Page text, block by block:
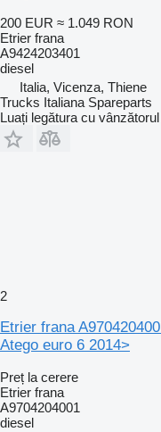
200 EUR ≈ 1.049 RON
Etrier frana
A9424203401
diesel
Italia, Vicenza, Thiene
Trucks Italiana Spareparts
Luați legătura cu vânzătorul
2
Etrier frana
Atego euro 6 2014>
Preț la cerere
Etrier frana
A9704204001
diesel